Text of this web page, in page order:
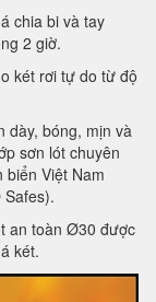
chia bi và tay
2 giờ.
két rơi tự do từ độ
dày, bóng, mịn và
sơn lót chuyên
biển Việt Nam
Safes).
an toàn Ø30 được
két.